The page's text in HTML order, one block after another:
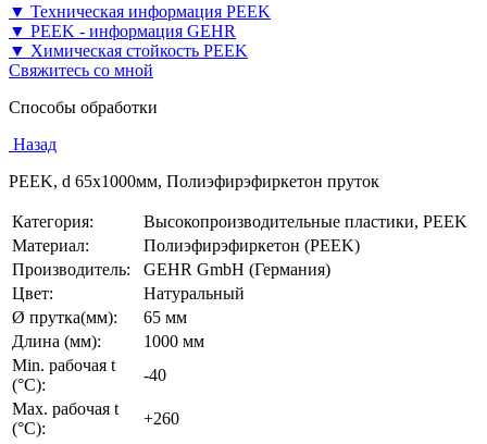
▼ Техническая информация PEEK
▼ PEEK - информация GEHR
▼ Химическая стойкость PEEK
Свяжитесь со мной
Способы обработки
Назад
PEEK, d 65x1000мм, Полиэфирэфиркетон пруток
Категория:
Высокопроизводительные пластики, PEEK
Материал:
Полиэфирэфиркетон (PEEK)
Производитель:
GEHR GmbH (Германия)
Цвет:
Натуральный
Ø прутка(мм):
65 мм
Длина (мм):
1000 мм
Min. рабочая t
(°C):
-40
Max. рабочая t
(°C):
+260